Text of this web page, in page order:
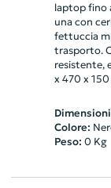
laptop fino
una con
fettuccia
trasporto.
resistente,
x 470 x
Colore:
Peso: 0 Kg